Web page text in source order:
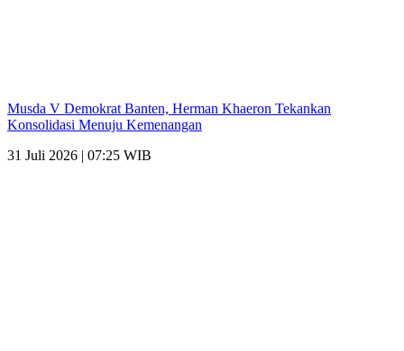
Musda V Demokrat Banten, Herman Khaeron Tekankan
Konsolidasi Menuju Kemenangan
31 Juli 2026 | 07:25 WIB